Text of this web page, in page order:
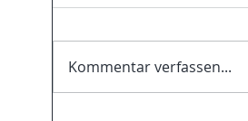
Kommentar verfassen...